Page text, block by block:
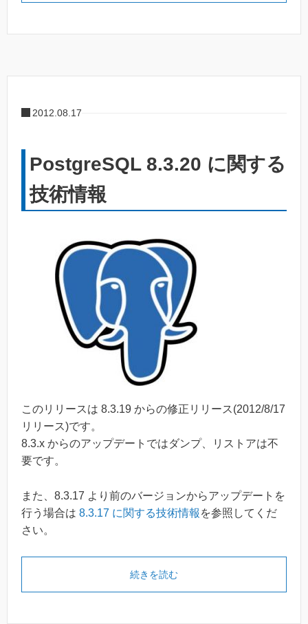
2012.08.17
PostgreSQL 8.3.20 に関する
技術情報
このリリースは 8.3.19 からの修正リリース(2012/8/17
リリース)です。
8.3.x からのアップデートではダンプ、リストアは不
要です。
また、8.3.17 より前のバージョンからアップデートを
行う場合は 8.3.17 に関する技術情報 を参照してくだ
さい。
続きを読む